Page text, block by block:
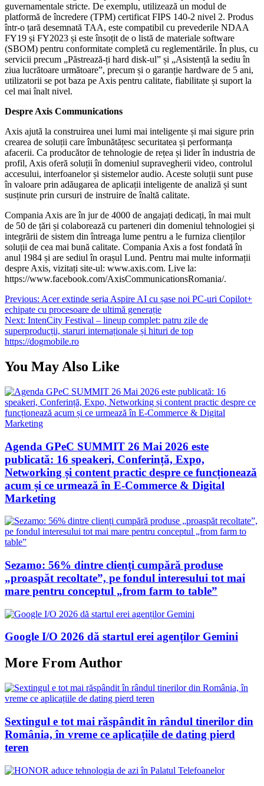
guvernamentale stricte. De exemplu, utilizează un modul de
platformă de încredere (TPM) certificat FIPS 140-2 nivel 2. Produs
într-o țară desemnată TAA, este compatibil cu prevederile NDAA
FY19 și FY2023 și este însoțit de o listă de materiale software
(SBOM) pentru conformitate completă cu reglementările. În plus, cu
servicii precum „Păstrează-ți hard disk-ul” și „Asistență la sediu în
ziua lucrătoare următoare”, precum și o garanție hardware de 5 ani,
utilizatorii se pot baza pe Axis pentru calitate, fiabilitate și suport la
cel mai înalt nivel.
Despre Axis Communications
Axis ajută la construirea unei lumi mai inteligente și mai sigure prin
crearea de soluții care îmbunătățesc securitatea și performanța
afacerii. Ca producător de tehnologie de rețea și lider în industria de
profil, Axis oferă soluții în domeniul supravegherii video, controlul
accesului, interfoanelor și sistemelor audio. Aceste soluții sunt puse
în valoare prin adăugarea de aplicații inteligente de analiză și sunt
susținute prin cursuri de instruire de înaltă calitate.
Compania Axis are în jur de 4000 de angajați dedicați, în mai mult
de 50 de țări și colaborează cu parteneri din domeniul tehnologiei și
integrării de sistem din întreaga lume pentru a le furniza clienților
soluții de cea mai bună calitate. Compania Axis a fost fondată în
anul 1984 și are sediul în orașul Lund. Pentru mai multe informații
despre Axis, vizitați site-ul: www.axis.com. Live la:
https://www.facebook.com/AxisCommunicationsRomania/.
Navigare
în
articole
Previous: Acer extinde seria Aspire AI cu șase noi PC-uri Copilot+
echipate cu procesoare de ultimă generație
Next: IntenCity Festival – lineup complet: patru zile de
superproducții, staruri internaționale și hituri de top
https://dogmobile.ro
You May Also Like
Agenda GPeC SUMMIT 26 Mai 2026 este
publicată: 16 speakeri, Conferință, Expo,
Networking și content practic despre ce funcționează
acum și ce urmează în E-Commerce & Digital
Marketing
Sezamo: 56% dintre clienți cumpără produse
„proaspăt recoltate”, pe fondul interesului tot mai
mare pentru conceptul „from farm to table”
Google I/O 2026 dă startul erei agenților Gemini
More From Author
Sextingul e tot mai răspândit în rândul tinerilor din
România, în vreme ce aplicațiile de dating pierd
teren